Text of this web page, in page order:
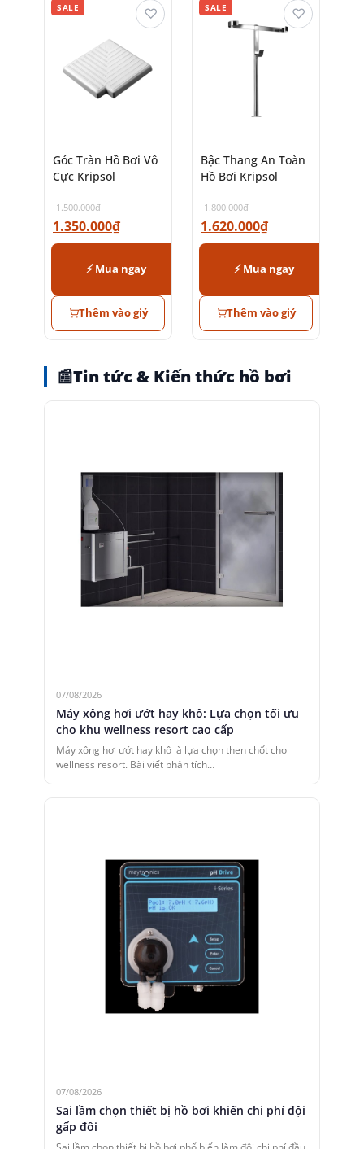
SALE
Góc Tràn Hồ Bơi Vô
Cực Kripsol
1.500.000₫
1.350.000₫
⚡ Mua ngay
Thêm vào giỷ
♡ SALE
Bậc Thang An Toàn
Hồ Bơi Kripsol
1.800.000₫
1.620.000₫
⚡ Mua ngay
Thêm vào giỷ
♡
📰Tin tức & Kiến thức hồ bơi
07/08/2026
Máy xông hơi ướt hay khô: Lựa chọn tối ưu
cho khu wellness resort cao cấp
Máy xông hơi ướt hay khô là lựa chọn then chốt cho
wellness resort. Bài viết phân tích…
07/08/2026
Sai lầm chọn thiết bị hồ bơi khiến chi phí đội
gấp đôi